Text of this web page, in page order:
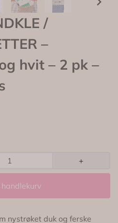
/
–
hvit – 2 pk –
+